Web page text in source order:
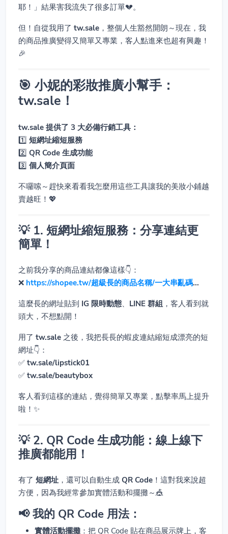
耶！」結果害我流失了很多訂單💔。
但！自從我用了 tw.sale ，整個人生豁然開朗～現在，我
的商品推廣變得又簡單又專業，客人點進來也超有興趣！
🎉
🎯 小妮的彩妝推廣小幫手：
tw.sale！
tw.sale 提供了 3 大必備行銷工具：
1️⃣ 短網址縮短服務
2️⃣ QR Code 生成功能
3️⃣ 個人簡介頁面
不囉嗦～趕快來看看我怎麼用這些工具讓我的美妝小鋪越
賣越旺！💖
💡 1. 短網址縮短服務：分享連結更
簡單！
之前我分享的商品連結都像這樣👇：
❌ https://shopee.tw/超級長的商品名稱/一大串亂碼...
這麼長的網址貼到 IG 限時動態、 LINE 群組 ，客人看到就
頭大，不想點開！
用了 tw.sale 之後，我把長長的蝦皮連結縮短成漂亮的短
網址👇：
✅ tw.sale/lipstick01
✅ tw.sale/beautybox
客人看到這樣的連結，覺得簡單又專業，點擊率馬上提升
啦！✨
💡 2. QR Code 生成功能：線上線下
推廣都能用！
有了 短網址 ，還可以自動生成 QR Code ！這對我來說超
方便，因為我經常參加實體活動和擺攤～🎪
📢 我的 QR Code 用法：
實體活動擺攤 ：把 QR Code 貼在商品展示牌上，客